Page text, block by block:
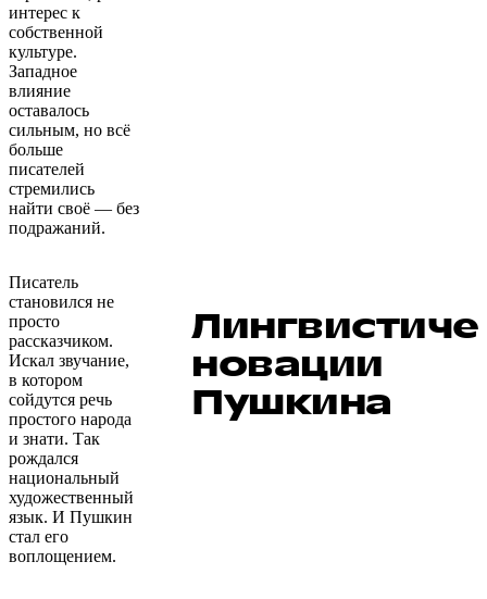
интерес к
собственной
культуре.
Западное
влияние
оставалось
сильным, но всё
больше
писателей
стремились
найти своё — без
подражаний.
Писатель
становился не
просто
рассказчиком.
Искал звучание,
в котором
сойдутся речь
простого народа
и знати. Так
рождался
национальный
художественный
язык. И Пушкин
стал его
воплощением.
новации
Пушкина